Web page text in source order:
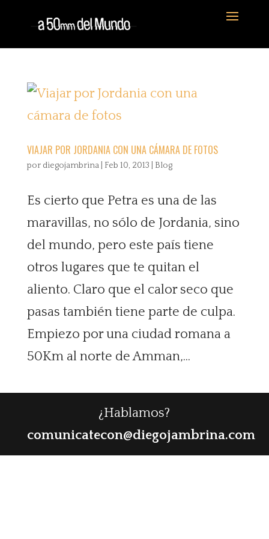
VIAJAR POR JORDANIA CON UNA CÁMARA DE FOTOS
por diegojambrina| Feb 10, 2013 Blog
Es cierto que Petra es una de las
maravillas, no sólo de Jordania, sino
del mundo, pero este país tiene
otros lugares que te quitan el
aliento. Claro que el calor seco que
pasas también tiene parte de culpa.
Empiezo por una ciudad romana a
50Km al norte de Amman,...
¿Hablamos?
comunicatecon@diegojambrina.com